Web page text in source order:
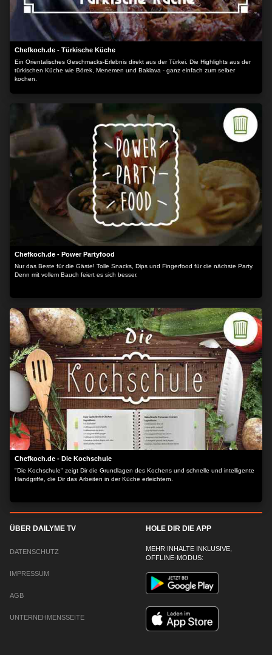
Chefkoch.de - Türkische Küche
Ein Orientalisches Geschmacks-Erlebnis direkt aus der Türkei. Die Highlights aus der
türkischen Küche wie Börek, Menemen und Baklava - ganz einfach zum selber
kochen.
Chefkoch.de - Power Partyfood
Nur das Beste für die Gäste! Tolle Snacks, Dips und Fingerfood für die nächste Party.
Denn mit vollem Bauch feiert es sich besser.
Chefkoch.de - Die Kochschule
"Die Kochschule" zeigt Dir die Grundlagen des Kochens und schnelle und intelligente
Handgriffe, die Dir das Arbeiten in der Küche erleichtern.
ÜBER DAILYME TV
DATENSCHUTZ
IMPRESSUM
AGB
UNTERNEHMENSSEITE
HOLE DIR DIE APP
MEHR INHALTE INKLUSIVE,
OFFLINE-MODUS: